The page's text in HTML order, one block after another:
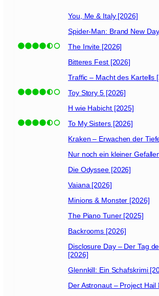
You, Me & Italy [2026]
Spider-Man: Brand New
The Invite [2026]
Bitteres Fest [2026]
Traffic – Macht des Kartells
Toy Story 5 [2026]
H wie Habicht [2025]
To My Sisters [2026]
Kraken – Erwachen der
Nur noch ein kleiner
Die Odyssee [2026]
Vaiana [2026]
Minions & Monster [2026]
The Piano Tuner [2025]
Backrooms [2026]
Disclosure Day – Der Tag
[2026]
Glennkill: Ein Schafskrimi
Der Astronaut – Project Hail